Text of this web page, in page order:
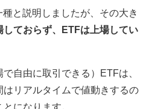
と説明しましたが、その大き
しておらず、ETFは上場してい
で自由に取引できる）ETFは、
リアルタイムで値動きするの
になります。